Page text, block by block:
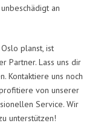
an
planst, ist
Partner. Lass uns dir
Kontaktiere uns noch
von unserer
Service. Wir
unterstützen!